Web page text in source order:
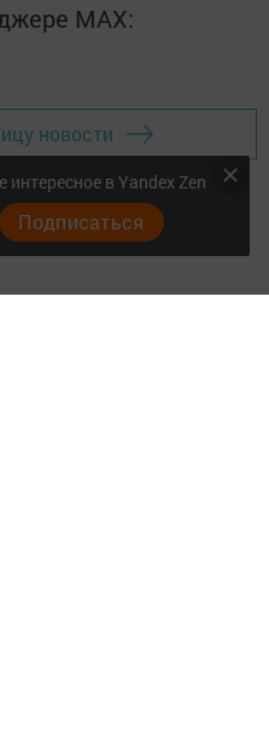
MАХ:
новости
интересное в Yandex Zen
Подписаться